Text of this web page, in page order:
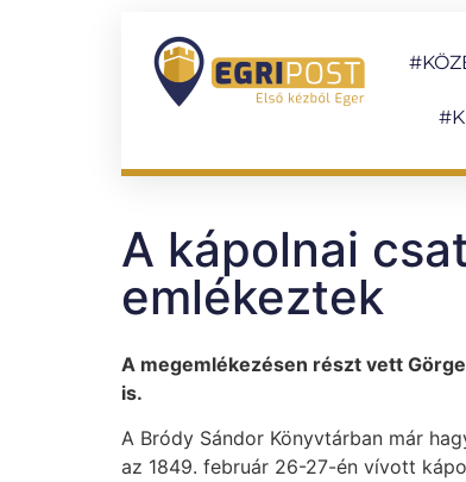
A kápolnai
emlékeztek
A megemlékezésen részt vett
is.
A Bródy Sándor Könyvtárban már
az 1849. február 26-27-én vívott